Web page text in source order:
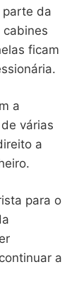
parte da
cabines
ficam
a
várias
a
para o
a